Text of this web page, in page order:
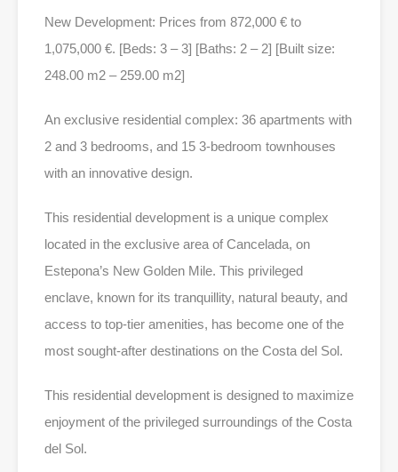
New Development: Prices from 872,000 € to
1,075,000 €. [Beds: 3 – 3] [Baths: 2 – 2] [Built size:
248.00 m2 – 259.00 m2]
An exclusive residential complex: 36 apartments with
2 and 3 bedrooms, and 15 3-bedroom townhouses
with an innovative design.
This residential development is a unique complex
located in the exclusive area of Cancelada, on
Estepona’s New Golden Mile. This privileged
enclave, known for its tranquillity, natural beauty, and
access to top-tier amenities, has become one of the
most sought-after destinations on the Costa del Sol.
This residential development is designed to maximize
enjoyment of the privileged surroundings of the Costa
del Sol.